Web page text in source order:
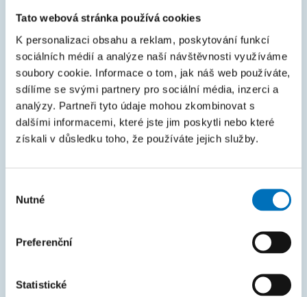
Tato webová stránka používá cookies
K personalizaci obsahu a reklam, poskytování funkcí
sociálních médií a analýze naší návštěvnosti využíváme
soubory cookie. Informace o tom, jak náš web používáte,
sdílíme se svými partnery pro sociální média, inzerci a
analýzy. Partneři tyto údaje mohou zkombinovat s
dalšími informacemi, které jste jim poskytli nebo které
získali v důsledku toho, že používáte jejich služby.
souhlasu
Nutné
Preferenční
Statistické
Průvodce studiem
Rozcestník systémů
KOS
Courses
Intranet
Studium
Spolupráce